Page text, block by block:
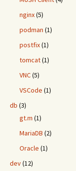
nginx(5)
podman (1)
postfix(1)
tomcat(1)
VNC(5)
VSCode (1)
db (3)
gt.m (1)
MariaDB (2)
Oracle (1)
dev(12)